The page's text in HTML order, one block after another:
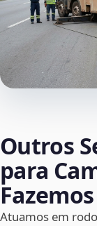
Outros
para
Atuamos em